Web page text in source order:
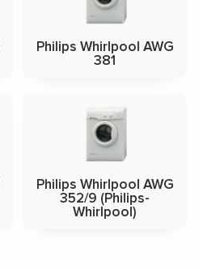
Philips Whirlpool AWG
381
Philips Whirlpool AWG
352/9 (Philips-
Whirlpool)